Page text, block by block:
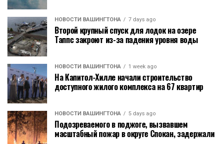
НОВОСТИ ВАШИНГТОНА 7 days ago
Второй крупный спуск для лодок на озере
Таппс закроют из-за падения уровня воды
НОВОСТИ ВАШИНГТОНА 1 week ago
На Капитол-Хилле начали строительство
доступного жилого комплекса на 67 квартир
НОВОСТИ ВАШИНГТОНА 5 days ago
Подозреваемого в поджоге, вызвавшем
масштабный пожар в округе Спокан, задержали